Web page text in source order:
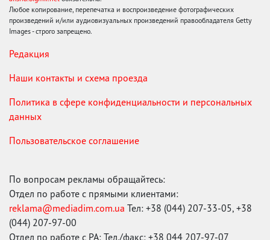
Любое копирование, перепечатка и воспроизведение фотографических
произведений и/или аудиовизуальных произведений правообладателя Getty
Images - строго запрещено.
Редакция
Наши контакты и схема проезда
Политика в сфере конфиденциальности и персональных
данных
Пользовательское соглашение
По вопросам рекламы обращайтесь:
Отдел по работе с прямыми клиентами:
reklama@mediadim.com.ua Тел: +38 (044) 207-33-05, +38
(044) 207-97-00
Отдел по работе с РА: Тел./факс: +38 044 207-97-07